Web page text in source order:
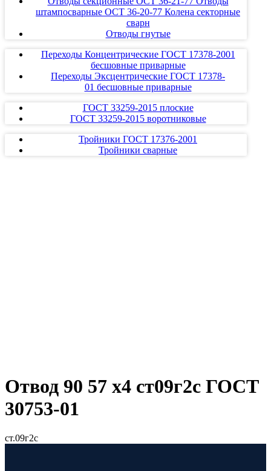
штампосварные ОСТ 36-20-77 Колена секторные
сварн
Отводы гнутые
Переходы Концентрические ГОСТ 17378-2001
бесшовные приварные
Переходы Эксцентрические ГОСТ 17378-
01 бесшовные приварные
ГОСТ 33259-2015 плоские
ГОСТ 33259-2015 воротниковые
Тройники ГОСТ 17376-2001
Тройники сварные
Отвод 90 57 х4 ст09г2с ГОСТ
30753-01
ст.09г2с